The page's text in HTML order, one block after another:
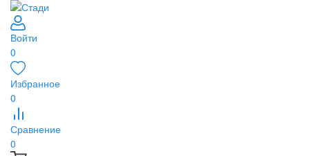
Войти
0
Избранное
0
Сравнение
0